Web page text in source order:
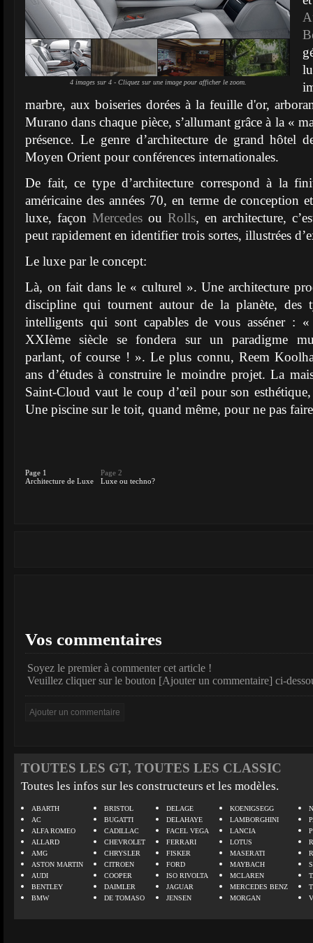
4 images sur 4 - Cliquez sur une image pour afficher le zoom.
marbre, aux boiseries dorées à la feuille d'or,
Murano dans chaque pièce, s’allumant grâce à la «
présence. Le genre d’architecture de grand hôtel
Moyen Orient pour conférences internationales.
De fait, ce type d’architecture correspond à la
américaine des années 70, en terme de conception
luxe, façon Mercedesou Rolls, en architecture,
peut rapidement en identifier trois sortes, illustrées
Le luxe par le concept:
Là, on fait dans le « culturel ». Une architecture
discipline qui tournent autour de la planète, des
intelligents qui sont capables de vous asséner :
XXIème siècle se fondera sur un paradigme
parlant, of course ! ». Le plus connu, Reem
ans d’études à construire le moindre projet. La
Saint-Cloud vaut le coup d’œil pour son
Une piscine sur le toit, quand même, pour ne pas
Page 1
Architecture de Luxe
Page 2
Luxe ou techno?
Vos commentaires
Soyez le premier à commenter cet article !
Veuillez cliquer sur le bouton [Ajouter un commentaire] ci-
TOUTES LES GT, TOUTES LES CLASSIC
Toutes les infos sur les constructeurs et les modèles.
ABARTH
AC
ALFA ROMEO
ALLARD
AMG
ASTON MARTIN
AUDI
BENTLEY
BMW
BRISTOL
BUGATTI
CADILLAC
CHEVROLET
CHRYSLER
CITROEN
COOPER
DAIMLER
DE TOMASO
DELAGE
DELAHAYE
FACEL VEGA
FERRARI
FISKER
FORD
ISO RIVOLTA
JAGUAR
JENSEN
KOENIGSEGG
LAMBORGHINI
LANCIA
LOTUS
MASERATI
MAYBACH
MCLAREN
MERCEDES BENZ
MORGAN